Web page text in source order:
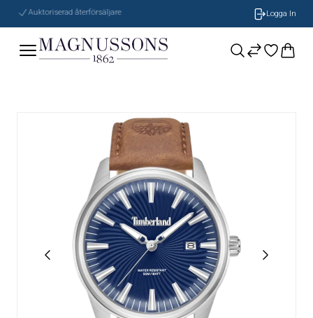
Auktoriserad återförsäljare Logga In